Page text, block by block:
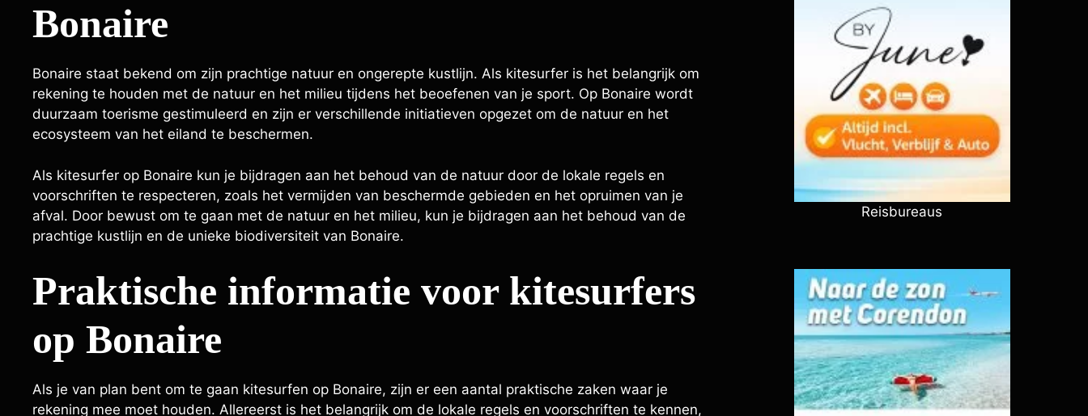
Bonaire
Bonaire staat bekend om zijn prachtige natuur en ongerepte kustlijn. Als kitesurfer is het belangrijk om
rekening te houden met de natuur en het milieu tijdens het beoefenen van je sport. Op Bonaire wordt
duurzaam toerisme gestimuleerd en zijn er verschillende initiatieven opgezet om de natuur en het
ecosysteem van het eiland te beschermen.
Als kitesurfer op Bonaire kun je bijdragen aan het behoud van de natuur door de lokale regels en
voorschriften te respecteren, zoals het vermijden van beschermde gebieden en het opruimen van je
afval. Door bewust om te gaan met de natuur en het milieu, kun je bijdragen aan het behoud van de
prachtige kustlijn en de unieke biodiversiteit van Bonaire.
Praktische informatie voor kitesurfers
op Bonaire
Als je van plan bent om te gaan kitesurfen op Bonaire, zijn er een aantal praktische zaken waar je
rekening mee moet houden. Allereerst is het belangrijk om de lokale regels en voorschriften te kennen,
Reisbureaus